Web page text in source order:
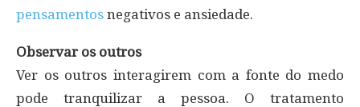
pensamentos negativos e ansiedade.
Observar os outros
Ver os outros interagirem com a fonte do medo
pode tranquilizar a pessoa. O tratamento